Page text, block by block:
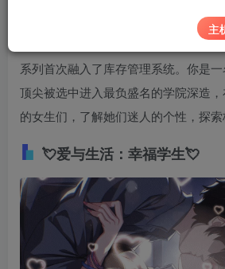
《爱与生活：幸福学生》是一款独具
系列首次融入了库存管理系统。你是
顶尖被选中进入最负盛名的学院深造
的女生们，了解她们迷人的个性，探索
💘爱与生活：幸福学生💘
主